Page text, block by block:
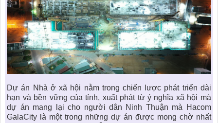
Dự án Nhà ở xã hội nằm trong chiến lược phát triển dài
hạn và bền vững của tỉnh, xuất phát từ ý nghĩa xã hội mà
dự án mang lại cho người dân Ninh Thuận mà Hacom
GalaCity là một trong những dự án được mong chờ nhất